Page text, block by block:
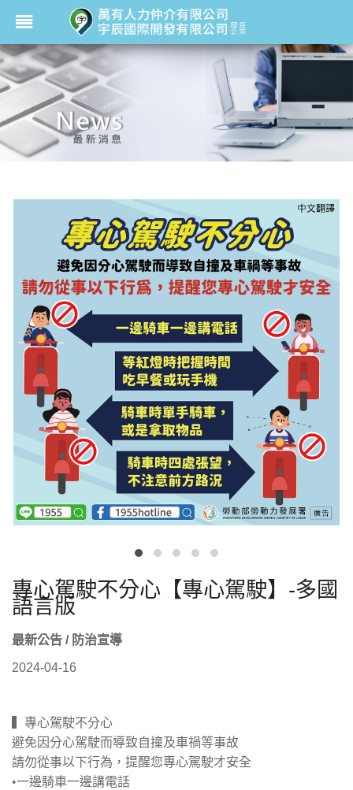
專心駕駛不分心【專心駕駛】-多國
語言版
最新公告 / 防治宣導
2024-04-16
▍專心駕駛不分心
避免因分心駕駛而導致自撞及車禍等事故
請勿從事以下行為，提醒您專心駕駛才安全
•一邊騎車一邊講電話